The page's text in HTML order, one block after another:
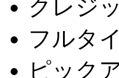
クレジ
フルタ
ピック